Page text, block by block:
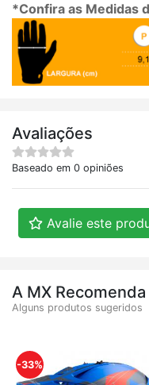
*Confira as Medidas
Avaliações
Baseado em 0 opiniões
Avalie este
A MX Recomenda
Alguns produtos sugeridos
-33%